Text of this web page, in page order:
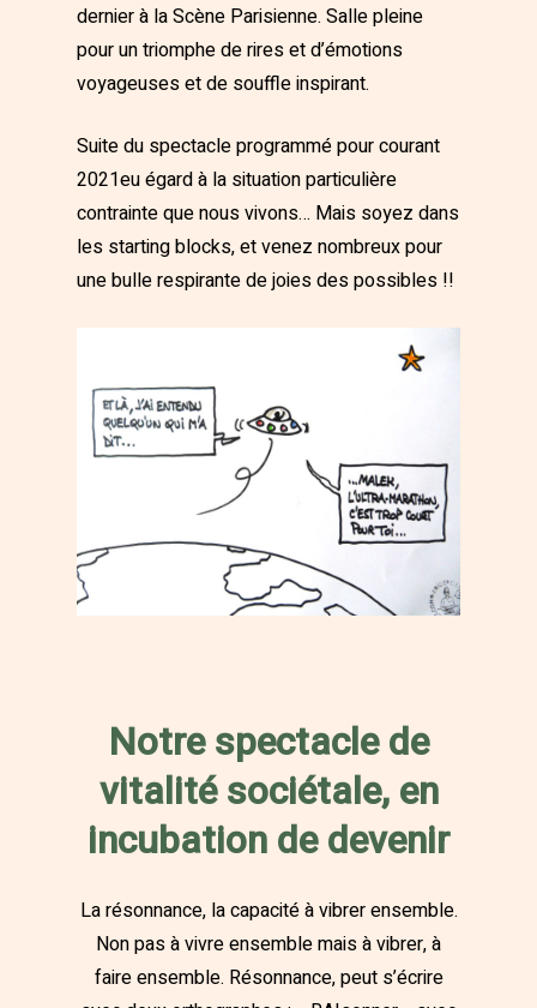
dernier à la Scène Parisienne. Salle pleine
pour un triomphe de rires et d’émotions
voyageuses et de souffle inspirant.
Suite du spectacle programmé pour courant
2021eu égard à la situation particulière
contrainte que nous vivons… Mais soyez dans
les starting blocks, et venez nombreux pour
une bulle respirante de joies des possibles !!
Notre spectacle de
vitalité sociétale, en
incubation de devenir
La résonnance, la capacité à vibrer ensemble.
Non pas à vivre ensemble mais à vibrer, à
faire ensemble. Résonnance, peut s’écrire